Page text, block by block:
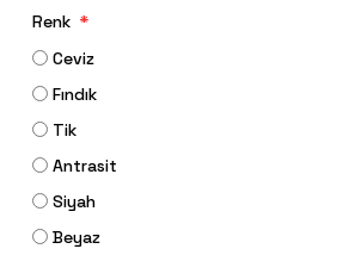
Renk
Ceviz
Fındık
Tik
Antrasit
Siyah
Beyaz